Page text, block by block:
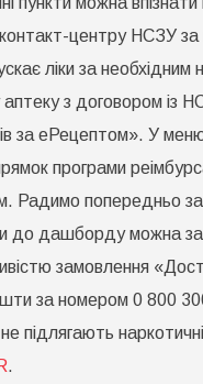
центру НСЗУ
ліки за необхідним
аптеку з договором
за еРецептом». У
програми
попередньо
до дашборду можна
замовлення
за номером 0 800
підлягають
.